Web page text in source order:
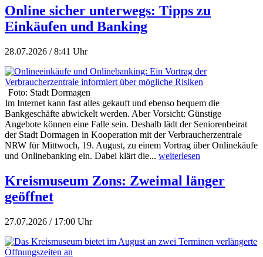
Online sicher unterwegs: Tipps zu
Einkäufen und Banking
28.07.2026 / 8:41 Uhr
Foto: Stadt Dormagen
Im Internet kann fast alles gekauft und ebenso bequem die
Bankgeschäfte abwickelt werden. Aber Vorsicht: Günstige
Angebote können eine Falle sein. Deshalb lädt der Seniorenbeirat
der Stadt Dormagen in Kooperation mit der Verbraucherzentrale
NRW für Mittwoch, 19. August, zu einem Vortrag über Onlinekäufe
und Onlinebanking ein. Dabei klärt die... weiterlesen
Kreismuseum Zons: Zweimal länger
geöffnet
27.07.2026 / 17:00 Uhr